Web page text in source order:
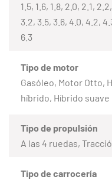
1.5, 1.6, 1.8, 2.0, 2.1,
3.2, 3.5, 3.6, 4.0, 4.2,
6.3
Tipo de motor
Gasóleo, Motor Otto,
híbrido, Híbrido suave
Tipo de propulsión
A las 4 ruedas,
Tipo de carrocería